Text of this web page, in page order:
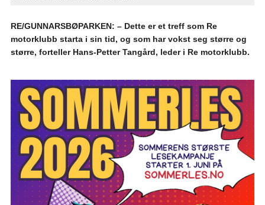
RE/GUNNARSBØPARKEN: – Dette er et treff som Re
motorklubb starta i sin tid, og som har vokst seg større og
større, forteller Hans-Petter Tangård, leder i Re motorklubb.